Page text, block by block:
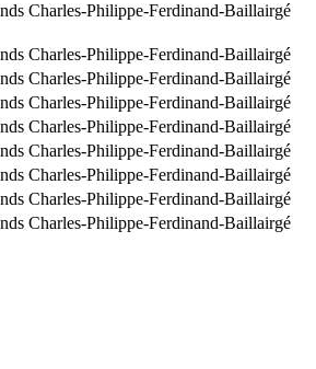
Charles-Philippe-Ferdinand-Baillairgé
Charles-Philippe-Ferdinand-Baillairgé
Charles-Philippe-Ferdinand-Baillairgé
Charles-Philippe-Ferdinand-Baillairgé
Charles-Philippe-Ferdinand-Baillairgé
Charles-Philippe-Ferdinand-Baillairgé
Charles-Philippe-Ferdinand-Baillairgé
Charles-Philippe-Ferdinand-Baillairgé
Charles-Philippe-Ferdinand-Baillairgé